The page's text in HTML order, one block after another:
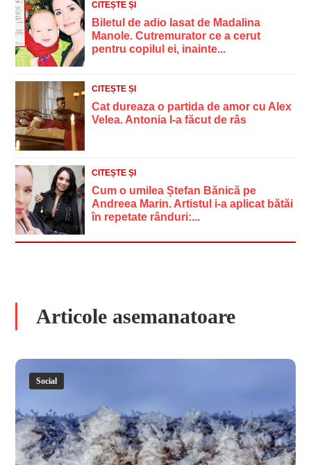
CITEȘTE ȘI
Biletul de adio lasat de Madalina
Manole. Cutremurator ce a cerut
pentru copilul ei, inainte...
CITEȘTE ȘI
Cat dureaza o partida de amor cu Alex
Velea. Antonia l-a făcut de râs
CITEȘTE ȘI
Cum o umilea Ștefan Bănică pe
Andreea Marin. Artistul i-a aplicat bătăi
în repetate rânduri:...
Articole asemanatoare
Social